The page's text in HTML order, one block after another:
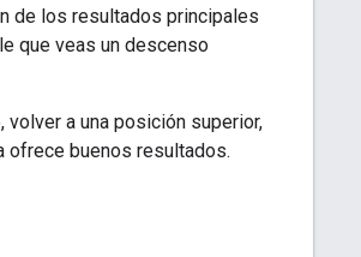
de los resultados principales
que veas un descenso
volver a una posición superior,
ofrece buenos resultados.